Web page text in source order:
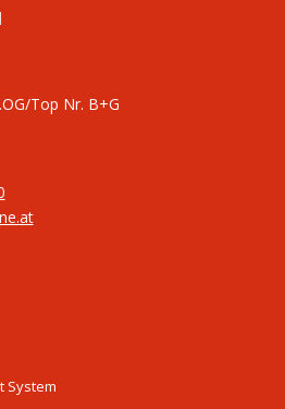
Top Nr. B+G
System